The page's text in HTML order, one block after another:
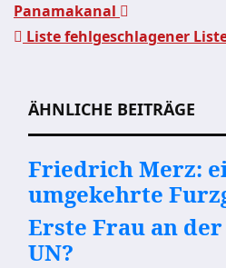
Panamakanal
Liste fehlgeschlagener
ÄHNLICHE BEITRÄGE
Friedrich Merz:
umgekehrte
Erste Frau an
UN?